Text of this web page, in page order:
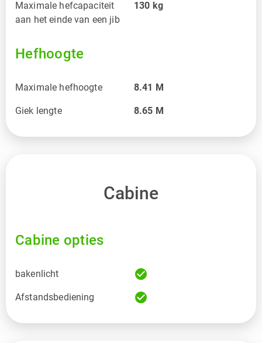
Maximale hefcapaciteit
aan het einde van een jib
130 kg
Hefhoogte
Maximale hefhoogte 8.41 M
Giek lengte 8.65 M
Cabine
Cabine opties
bakenlicht check_circle
Afstandsbediening check_circle